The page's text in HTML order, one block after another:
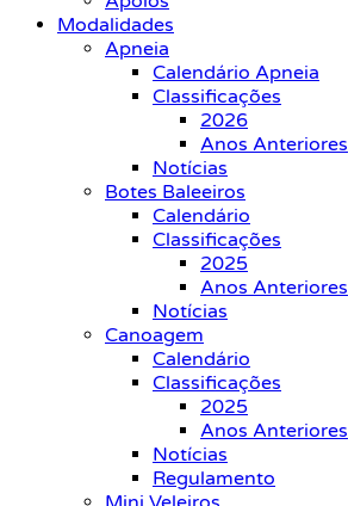
Modalidades
Apneia
Calendário Apneia
Classificações
2026
Anos Anteriores
Notícias
Botes Baleeiros
Calendário
Classificações
2025
Anos Anteriores
Notícias
Canoagem
Calendário
Classificações
2025
Anos Anteriores
Notícias
Regulamento